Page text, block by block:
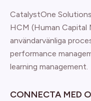
CatalystOne
HCM (Human Capital
användarvänliga
performance
learning management.
CONNECTA MED